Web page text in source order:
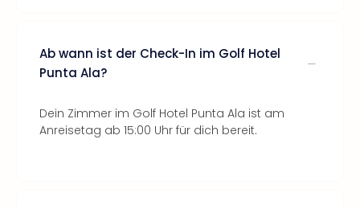
Ab wann ist der Check-In im Golf Hotel
Punta Ala?
Dein Zimmer im Golf Hotel Punta Ala ist am
Anreisetag ab 15:00 Uhr für dich bereit.